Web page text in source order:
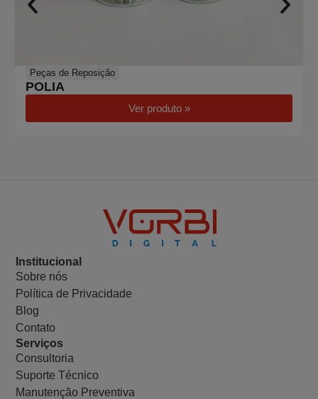
Peças de Reposição
POLIA
Ver produto »
Institucional
Sobre nós
Política de Privacidade
Blog
Contato
Serviços
Consultoria
Suporte Técnico
Manutenção Preventiva